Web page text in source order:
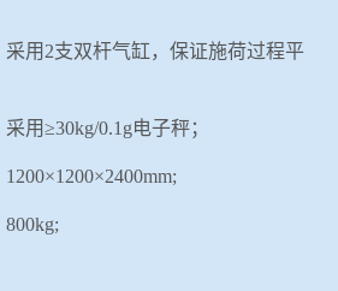
用 2支双杆气缸，保证施荷过程平
采用≥30kg/0.1g电子秤；
1200×1200×2400mm;
800kg;